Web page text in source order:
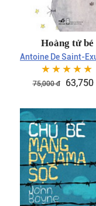
Hoàng tử bé
Antoine De Saint-
☆☆☆☆☆
75,000đ 63,750